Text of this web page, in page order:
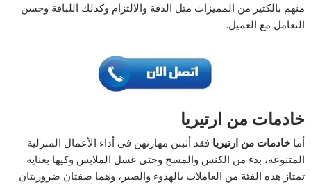
منهم بالكثير من المميزات مثل الدقة والالتزام وكذلك اللباقة وحسن
التعامل مع العميل.
خادمات من ارتيريا
أماخادمات من ارتيريا فقد أثبتن مهارتهن في أداء الأعمال المنزلية
المتنوعة، بدء من الكنس والمسح وحتى غسل الملابس وكيها بعناية
تمتاز هذه الفئة من العاملات بالهدوء والصبر، وهما صفتان ضروريتان